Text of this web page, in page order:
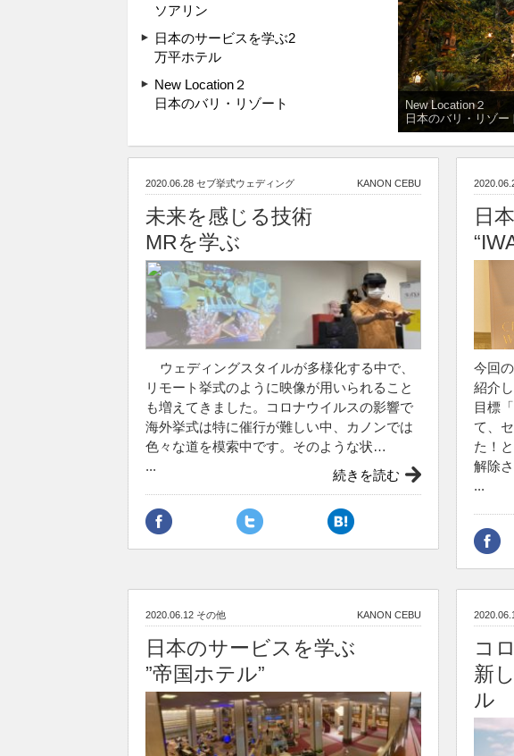
ソアリン
日本のサービスを学ぶ2
万平ホテル
New Location２
日本のバリ・リゾート
New Location２
日本のバリ・リゾー
2020.06.28 セブ挙式ウェディング KANON CEBU
未来を感じる技術
MRを学ぶ
ウェディングスタイルが多様化する中で、
リモート挙式のように映像が用いられること
も増えてきました。コロナウイルスの影響で
海外挙式は特に催行が難しい中、カノンでは
色々な道を模索中です。そのような状…
...
続きを読む
日
今回
紹介
目標
て、
た！
解除
...
2020.06.12 その他 KANON CEBU
日本のサービスを学ぶ
”帝国ホテル”
コ
新
ル